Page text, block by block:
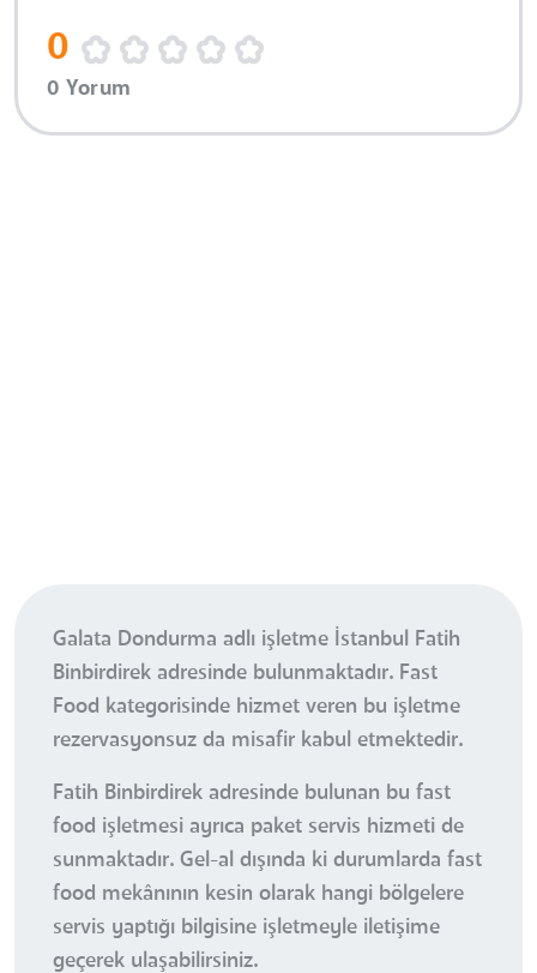
0
0 Yorum
Galata Dondurma adlı işletme İstanbul Fatih
Binbirdirek adresinde bulunmaktadır. Fast
Food kategorisinde hizmet veren bu işletme
rezervasyonsuz da misafir kabul etmektedir.
Fatih Binbirdirek adresinde bulunan bu fast
food işletmesi ayrıca paket servis hizmeti de
sunmaktadır. Gel-al dışında ki durumlarda fast
food mekânının kesin olarak hangi bölgelere
servis yaptığı bilgisine işletmeyle iletişime
geçerek ulaşabilirsiniz.